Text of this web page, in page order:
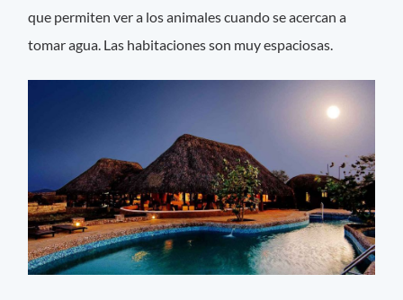
que permiten ver a los animales cuando se acercan a
tomar agua. Las habitaciones son muy espaciosas.